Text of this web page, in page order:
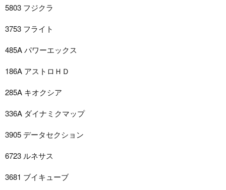
5803 フジクラ
3753 フライト
485A パワーエックス
186A アストロＨＤ
285A キオクシア
336A ダイナミクマップ
3905 データセクション
6723 ルネサス
3681 ブイキューブ